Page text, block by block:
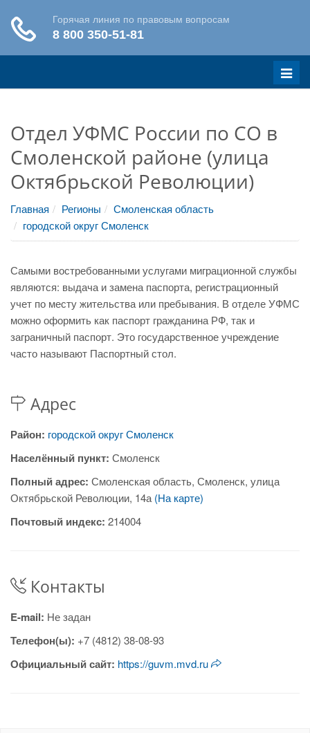
Меню
Отдел УФМС России по СО в
Смоленской районе (улица
Октябрьской Революции)
Главная Регионы
Смоленская область
городской округ Смоленск
Самыми востребованными услугами миграционной службы
являются: выдача и замена паспорта, регистрационный
учет по месту жительства или пребывания. В отделе УФМС
можно оформить как паспорт гражданина РФ, так и
заграничный паспорт. Это государственное учреждение
часто называют Паспортный стол.
Адрес
Район: городской округ Смоленск
Населённый пункт: Смоленск
Полный адрес: Смоленская область, Смоленск, улица
Октябрьской Революции, 14а (На карте)
Почтовый индекс: 214004
Контакты
E-mail: Не задан
Телефон(ы): +7 (4812) 38-08-93
Официальный сайт: https://guvm.mvd.ru